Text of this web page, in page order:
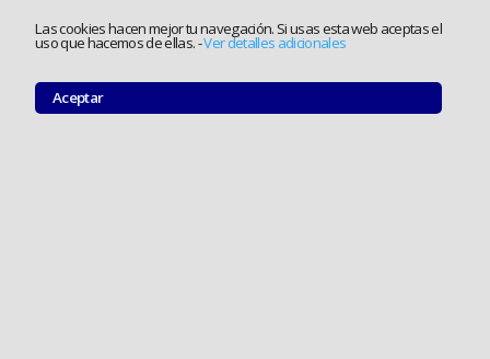
Las cookies hacen mejor tu navegación. Si usas esta web aceptas el
uso que hacemos de ellas.-Ver detalles adicionales
Aceptar